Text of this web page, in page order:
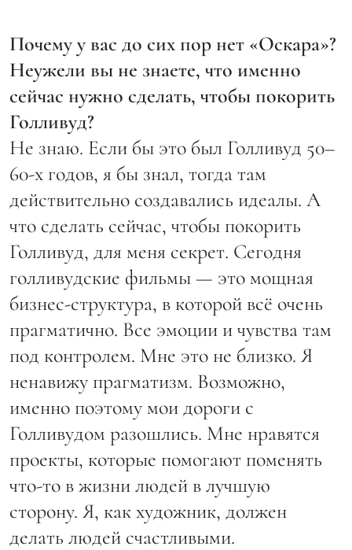
Почему у вас до сих пор нет «Оскара»?
Неужели вы не знаете, что именно
сейчас нужно сделать, чтобы покорить
Голливуд?
Не знаю. Если бы это был Голливуд 50–
60-х годов, я бы знал, тогда там
действительно создавались идеалы. А
что сделать сейчас, чтобы покорить
Голливуд, для меня секрет. Сегодня
голливудские фильмы — это мощная
бизнес-структура, в которой всё очень
прагматично. Все эмоции и чувства там
под контролем. Мне это не близко. Я
ненавижу прагматизм. Возможно,
именно поэтому мои дороги с
Голливудом разошлись. Мне нравятся
проекты, которые помогают поменять
что-то в жизни людей в лучшую
сторону. Я, как художник, должен
делать людей счастливыми.